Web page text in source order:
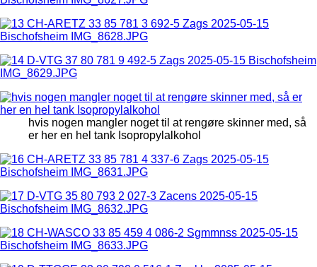
hvis nogen mangler noget til at rengøre skinner med, så
er her en hel tank Isopropylalkohol